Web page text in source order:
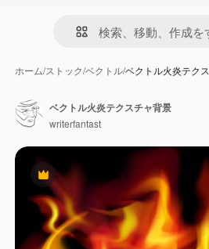
ホーム/ストック/ベクトル/ベクトル火炎テク
Premium
ベクトル火炎テクスチャ背景
writerfantast